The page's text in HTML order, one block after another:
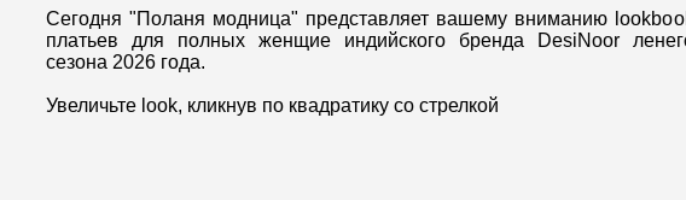
Сегодня "Поланя модница" представляет вашему вниманию
платьев для полных женщие индийского бренда DesiNoor
сезона 2026 года.
Увеличьте look, кликнув по квадратику со стрелкой